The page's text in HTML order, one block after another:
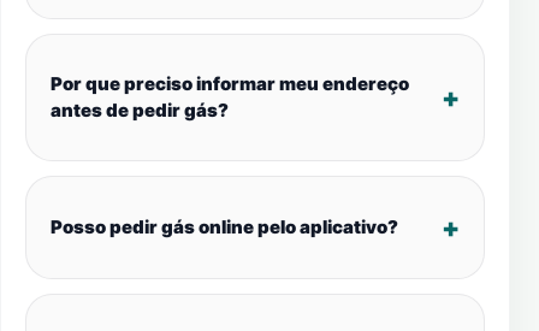
Por que preciso informar meu endereço
antes de pedir gás?
Posso pedir gás online pelo aplicativo?